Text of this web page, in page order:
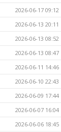
2026-06-17 09:12
2026-06-13 20:11
2026-06-13 08:52
2026-06-13 08:47
2026-06-11 14:46
2026-06-10 22:43
2026-06-09 17:44
2026-06-07 16:04
2026-06-06 18:45